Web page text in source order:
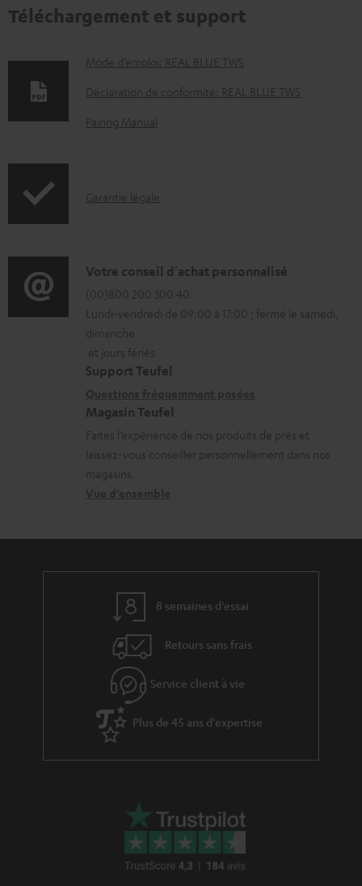
Téléchargement et support
D
o
n
t
é
l
é
c
h
a
r
g
l
Mode d’emploi: REAL BLUE TWS
Déclaration de conformité: REAL BLUE TWS
Pairing Manual
I
o
r
m
a
t
o
n
s
l
a
Garantie légale
D
é
t
a
i
s
c
o
a
Votre conseil d'achat personnalisé
(00)800 200 300 40
Lundi-vendredi de 09:00 à 17:00 ; fermé le samedi,
dimanche
et jours fériés.
Support Teufel
Magasin Teufel
Faites l’expérience de nos produits de près et
laissez-vous conseiller personnellement dans nos
magasins.
8 semaines d'essai
Retours sans frais
Service client à vie
Plus de 45 ans d'expertise